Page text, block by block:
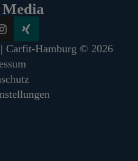
Carfit-Hamburg © 2026